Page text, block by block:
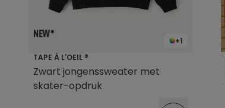
+1
TAPE À L'OEIL ®
Zwart jongenssweater met
skater-opdruk